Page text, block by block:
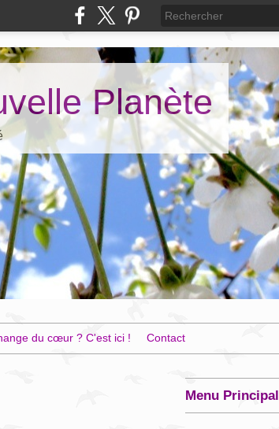
Planète
du cœur ? C'est ici ! Contact
Menu Principal